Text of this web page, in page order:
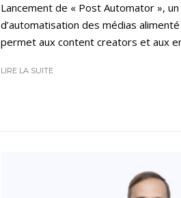
Lancement de « Post Automator »,
d’automatisation des médias alimenté
permet aux content creators et aux
LIRE LA SUITE